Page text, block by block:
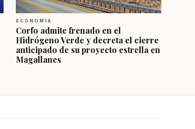
ECONOMÍA
Corfo admite frenado en el
Hidrógeno Verde y decreta el cierre
anticipado de su proyecto estrella en
Magallanes